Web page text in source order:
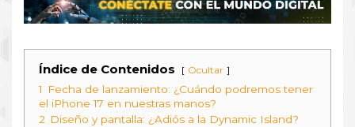
Índice de Contenidos Ocultar
1
Fecha de lanzamiento: ¿Cuándo podremos tener
el iPhone 17 en nuestras manos?
2 Diseño y pantalla: ¿Adiós a la Dynamic Island?